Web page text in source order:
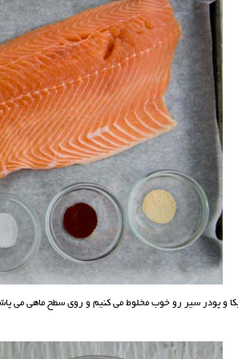
و پودر سیر رو خوب مخلوط می کنیم و روی سطح ماهی می